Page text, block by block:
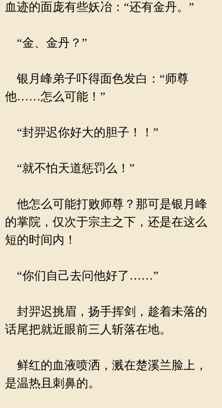
血迹的面庞有些妖冶：“还有金丹。”
“金、金丹？”
银月峰弟子吓得面色发白：“师尊
他……怎么可能！”
“封羿迟你好大的胆子！！”
“就不怕天道惩罚么！”
他怎么可能打败师尊？那可是银月峰
的掌院，仅次于宗主之下，还是在这么
短的时间内！
“你们自己去问他好了……”
封羿迟挑眉，扬手挥剑，趁着未落的
话尾把就近眼前三人斩落在地。
鲜红的血液喷洒，溅在楚溪兰脸上，
是温热且刺鼻的。